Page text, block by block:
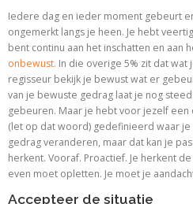
Iedere dag en ieder moment gebeurt
ongemerkt langs je heen. Je hebt
bent continu aan het inschatten en aan
onbewust. In die overige 5% zit dat wat
regisseur bekijk je bewust wat er
van je bewuste gedrag laat je nog
gebeuren. Maar je hebt voor jezelf
(let op dat woord) gedefinieerd waar je
gedrag veranderen, maar dat kan je
herkent. Vooraf. Proactief. Je herkent
even moet opletten. Je moet je
Accepteer de situatie